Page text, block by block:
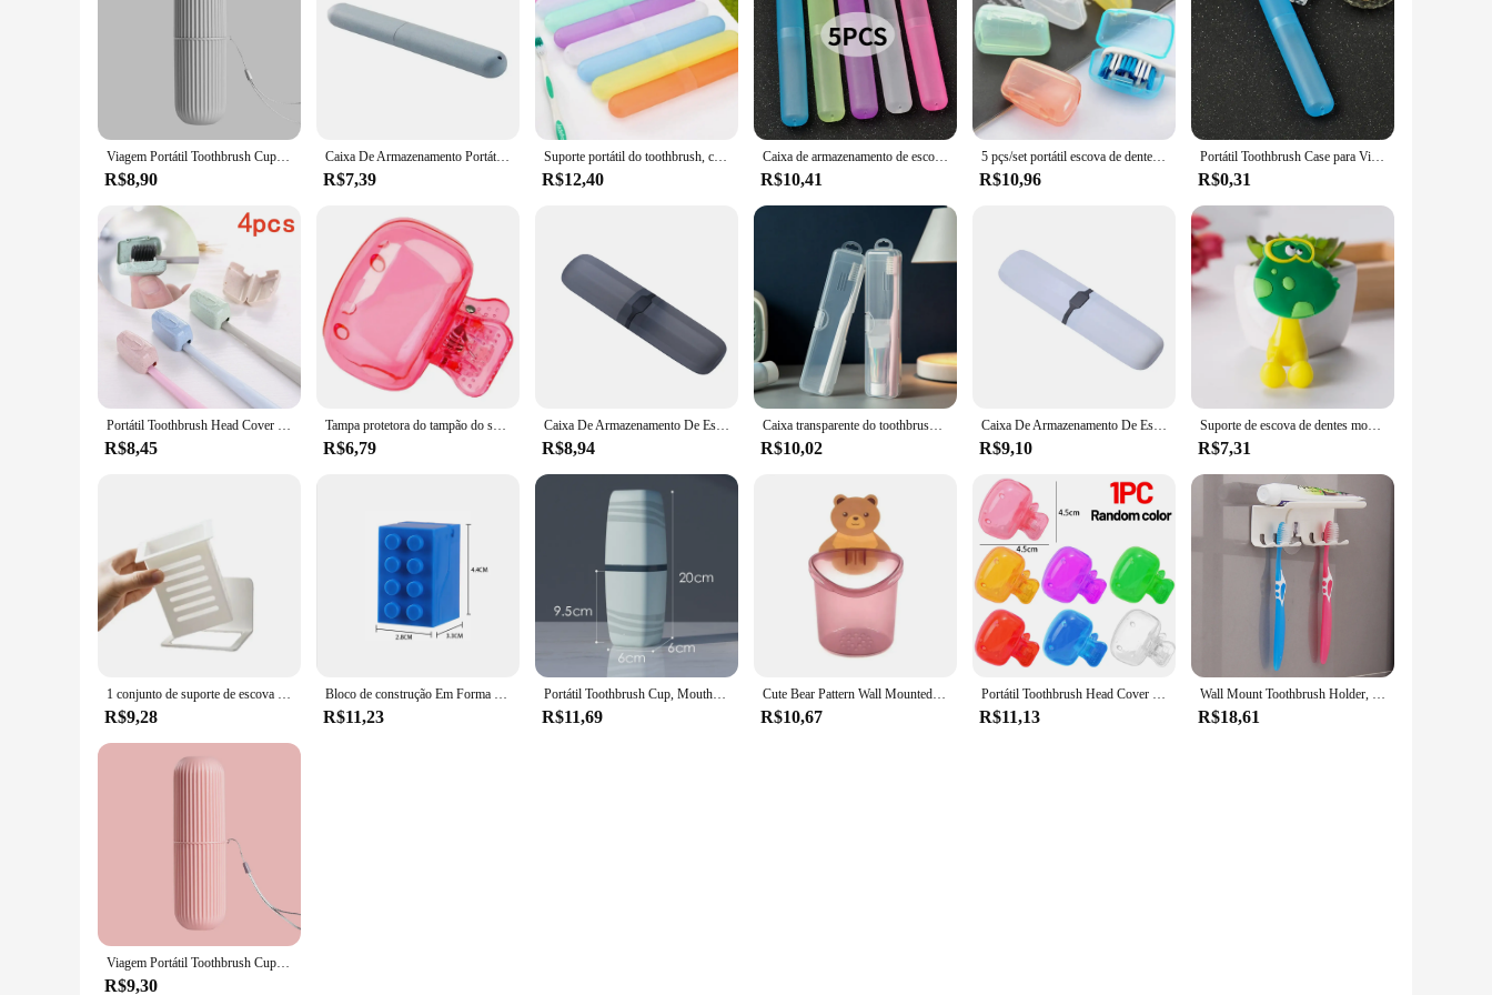
Viagem Portátil Toothbrush Cup, Bathroom Toothpaste Holder, Storage Case, Box Organizer, Travel Higiene Pessoal Storage Cup, Criativo, Novo
R$8,90
Caixa De Armazenamento Portátil Da Escova De Dentes, Tampa À Prova De Poeira, Acessórios Do Banheiro, Caso De Viagem, Acampamento
R$7,39
Suporte portátil do toothbrush, caso do curso, caminhando, acampando, tampa do tubo, proteção, cor aleatória, 5pcs
R$12,40
Caixa de armazenamento de escova de dentes de viagem banheiro titular caixa de armazenamento organizador viagem produtos de higiene pessoal copo de armazenamento novo criativo
R$10,41
5 pçs/set portátil escova de dentes cabeça capa tampas protetor caso titular viagem ao ar livre caminhada acampamento acessórios do banheiro
R$10,96
Portátil Toothbrush Case para Viagem, Suporte De Armazenamento, Cover Box, Caminhadas, Camping, Moda
R$0,31
Portátil Toothbrush Head Cover Caps, Tooth Brush Holder, Protector Case para Viagem, Outdoor, Camping, Banheiro Organizer, 4 Pcs, 8 Pcs, 20Pcs
R$8,45
Tampa protetora do tampão do suporte da escova, grampo prático do armazenamento, organizador home, esterilizador, acessórios do curso, fontes do banheiro
R$6,79
Caixa De Armazenamento De Escova De Dentes Portátil, Tampa Simples, Escova De Dentes Liso Proteger, Caso À Prova De Poeira, Viagem Em Casa, Banheiro
R$8,94
Caixa transparente do toothbrush para o curso, suporte portátil do toothbrush, recipiente plástico do armazenamento do dentífrico
R$10,02
Caixa De Armazenamento De Escova De Dentes Portátil, Tampa Simples, Escova De Dentes Liso Proteger, Caso À Prova De Poeira, Viagem Em Casa, Banheiro
R$9,10
Suporte de escova de dentes montado na parede Animal dos desenhos animados Escova de dente antibacteriana Cremalheira de armazenamento com ventosa Organizador do banheiro
R$7,31
1 conjunto de suporte de escova de dentes montado na parede para banheiro. Suporte para colheres e garfos para cozinha - armazenamento de escova de dentes que economiza espaço
R$9,28
Bloco de construção Em Forma De Escova De Dentes Titular, Criativo Mini Crianças Escova De Dentes Rack De Armazenamento, Gancho De Parede À Prova D' Água De Poeira
R$11,23
Portátil Toothbrush Cup, Mouthwash Cup, Toothbrush Cup, Household Set, Cilindro Dente, Caixa De Armazenamento De Creme Dental
R$11,69
Cute Bear Pattern Wall Mounted Toothbrush Storage Rack, Multifuncional Toothbrush Container, Acessórios do banheiro, 2Pcs
R$10,67
Portátil Toothbrush Head Cover Clips, Dustproof Cap, Viagem Caminhadas e Camping Covers, Acessório do banheiro, 1pc, 20 pcs
R$11,13
Wall Mount Toothbrush Holder, Creme dental e Toothbrush Hanger, Organizador de armazenamento para chuveiro, auto-adesivo, 4 Slots
R$18,61
Viagem Portátil Toothbrush Cup, Bathroom Toothpaste Holder, Storage Case, Box Organizer, Travel Higiene Pessoal Storage Cup, Criativo, Novo
R$9,30